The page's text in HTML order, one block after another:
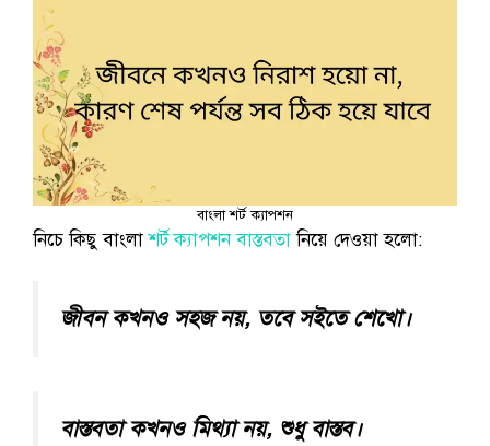
বাংলা শর্ট ক্যাপশন
নিচে কিছু বাংলাশর্ট ক্যাপশন বাস্তবতানিয়ে দেওয়া হলো:
জীবন কখনও সহজ নয়, তবে সইতে শেখো।
বাস্তবতা কখনও মিথ্যা নয়, শুধু বাস্তব।